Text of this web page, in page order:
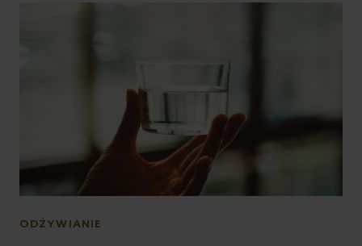
ODŻYWIANIE